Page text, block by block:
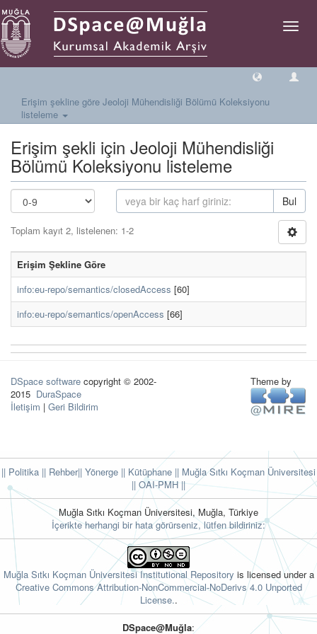
Geçiş
Erişim şekline göre Jeoloji Mühendisliği Bölümü Koleksiyonu
listeleme
Erişim şekli için Jeoloji Mühendisliği
Bölümü Koleksiyonu listeleme
Bul
Toplam kayıt 2, listelenen: 1-2
Erişim Şekline Göre
info:eu-repo/semantics/closedAccess [60]
info:eu-repo/semantics/openAccess [66]
DSpace software copyright © 2002-
2015 DuraSpace
İletişim | Geri Bildirim
Theme by
|| Politika || Rehber|| Yönerge || Kütüphane || Muğla Sıtkı Koçman Üniversitesi
|| OAI-PMH ||
Muğla Sıtkı Koçman Üniversitesi, Muğla, Türkiye
İçerikte herhangi bir hata görürseniz, lütfen bildiriniz:
Muğla Sıtkı Koçman Üniversitesi Institutional Repository is licensed under a
Creative Commons Attribution-NonCommercial-NoDerivs 4.0 Unported
License..
DSpace@Muğla: